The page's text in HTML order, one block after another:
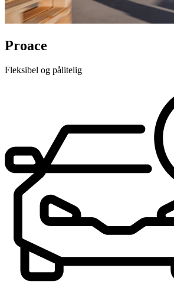
Proace
Fleksibel og pålitelig